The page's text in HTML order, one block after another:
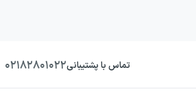
تماس با پشتیبانی۰۲۱۸۲۸۰۱۰۲۲